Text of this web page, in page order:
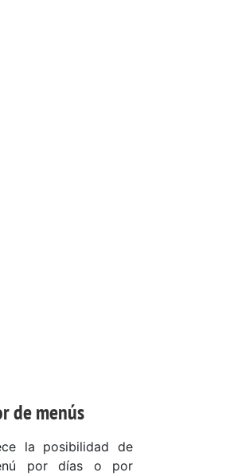
de menús
la posibilidad de
por días o por